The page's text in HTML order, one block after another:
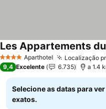
4 EstrelasAparthotel Localização
Les Appartements
9,4 Excelente 6.735 a 1.4
Selecione as datas para
exatos.